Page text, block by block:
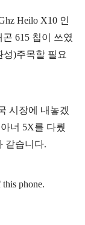
Heilo X10 인
615 칩이 쓰였
)주목할 필요
시장에 내놓겠
너 5X를 다뤘
같습니다.
phone.